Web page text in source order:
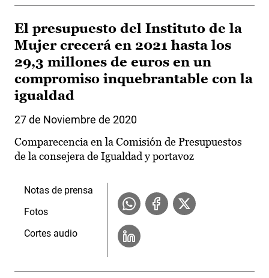
El presupuesto del Instituto de la
Mujer crecerá en 2021 hasta los
29,3 millones de euros en un
compromiso inquebrantable con la
igualdad
27 de Noviembre de 2020
Comparecencia en la Comisión de Presupuestos
de la consejera de Igualdad y portavoz
Notas de prensa
Fotos
Cortes audio